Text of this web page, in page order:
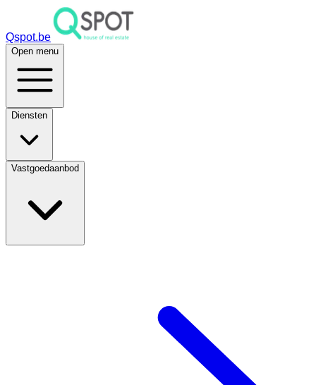
Qspot.be
Open menu
Diensten
Vastgoedaanbod